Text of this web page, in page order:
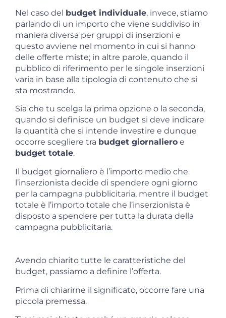
Nel caso del budget individuale, invece, stiamo
parlando di un importo che viene suddiviso in
maniera diversa per gruppi di inserzioni e
questo avviene nel momento in cui si hanno
delle offerte miste; in altre parole, quando il
pubblico di riferimento per le singole inserzioni
varia in base alla tipologia di contenuto che si
sta mostrando.
Sia che tu scelga la prima opzione o la seconda,
quando si definisce un budget si deve indicare
la quantità che si intende investire e dunque
occorre scegliere tra budget giornaliero e
budget totale.
Il budget giornaliero è l’importo medio che
l’inserzionista decide di spendere ogni giorno
per la campagna pubblicitaria, mentre il budget
totale è l’importo totale che l’inserzionista è
disposto a spendere per tutta la durata della
campagna pubblicitaria.
Avendo chiarito tutte le caratteristiche del
budget, passiamo a definire l’offerta.
Prima di chiarirne il significato, occorre fare una
piccola premessa.